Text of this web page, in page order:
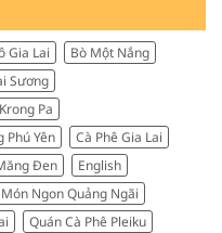
đáng
Gia Lai
Bò Một Nắng
Sương
Pa
Phú Yên
Cà Phê Gia Lai
Đen
English
Món Ngon Quảng Ngãi
Quán Cà Phê Pleiku